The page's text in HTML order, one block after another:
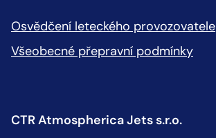
Osvědčení leteckého provozovatele
Všeobecné přepravní podmínky
CTR Atmospherica Jets s.r.o.